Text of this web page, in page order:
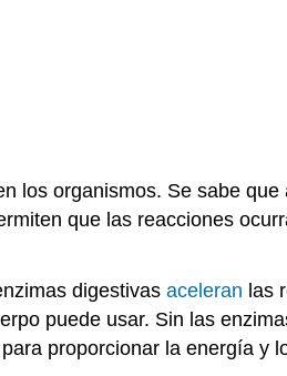
los organismos. Se sabe
que las reacciones
digestivas aceleran las
puede usar. Sin las
proporcionar la energía y